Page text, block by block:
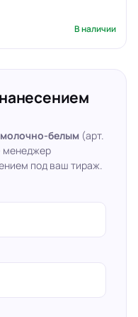
В наличии
белым (арт.
менеджер
под ваш тираж.